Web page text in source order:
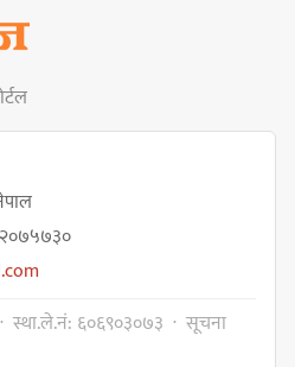
सेउती पूल नजिक दुर्घटनाको
ट्राफिक सचेतना गराउँदै
साक्मा
खम्बुका सन्तानहरू :
राई बन्ने कि
'राउटे !'
स्था.ले.नं: ६०६९०३०७३ · सूचना